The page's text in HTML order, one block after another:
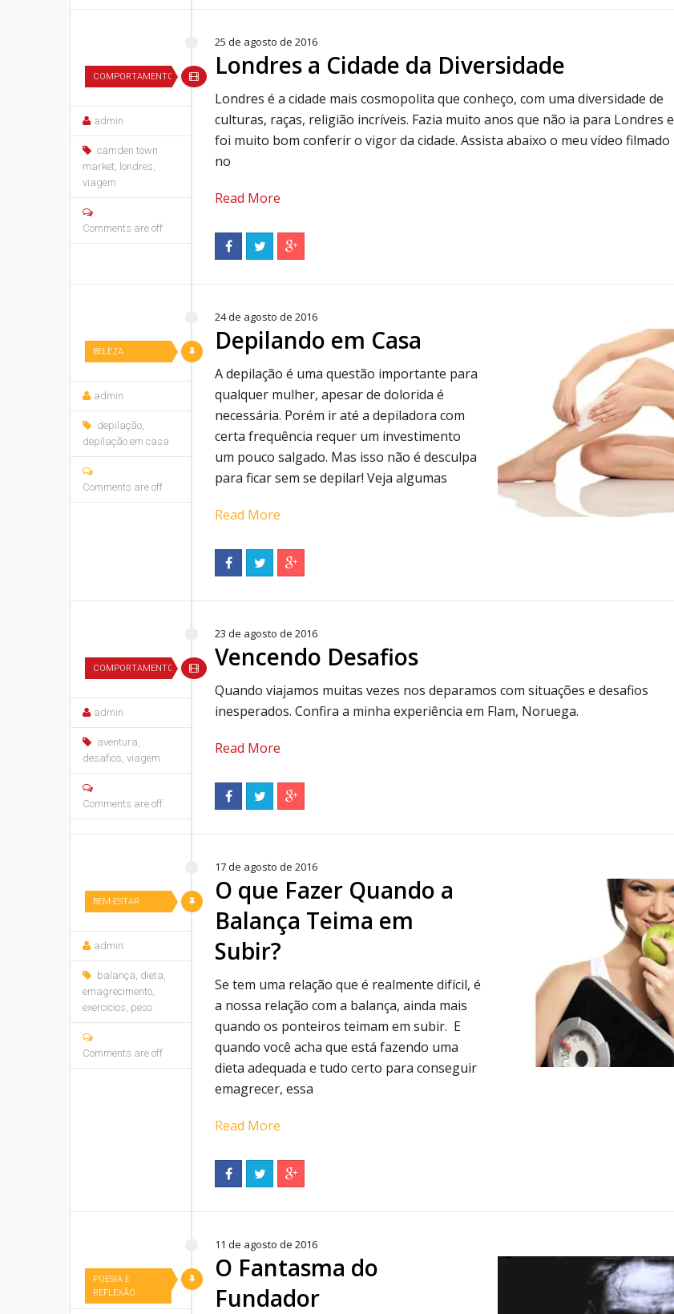
COMPORTAMENTO
25 de agosto de 2016
Londres a Cidade da Diversidade
admin
camden town
market, londres,
viagem
Comments are off
Londres é a cidade mais cosmopolita que conheço, com uma diversidade de
culturas, raças, religião incríveis. Fazia muito anos que não ia para Londres e
foi muito bom conferir o vigor da cidade. Assista abaixo o meu vídeo filmado
no
Read More
BELEZA
24 de agosto de 2016
Depilando em Casa
admin
depilação,
depilação em casa
Comments are off
A depilação é uma questão importante para
qualquer mulher, apesar de dolorida é
necessária. Porém ir até a depiladora com
certa frequência requer um investimento
um pouco salgado. Mas isso não é desculpa
para ficar sem se depilar! Veja algumas
Read More
COMPORTAMENTO
23 de agosto de 2016
Vencendo Desafios
admin
aventura,
desafios, viagem
Comments are off
Quando viajamos muitas vezes nos deparamos com situações e desafios
inesperados. Confira a minha experiência em Flam, Noruega.
Read More
BEM-ESTAR
17 de agosto de 2016
O que Fazer Quando a
Balança Teima em
Subir?
admin
balança, dieta,
emagrecimento,
exercicios, peso
Comments are off
Se tem uma relação que é realmente difícil, é
a nossa relação com a balança, ainda mais
quando os ponteiros teimam em subir. E
quando você acha que está fazendo uma
dieta adequada e tudo certo para conseguir
emagrecer, essa
Read More
POESIA E
REFLEXÃO
11 de agosto de 2016
O Fantasma do
Fundador